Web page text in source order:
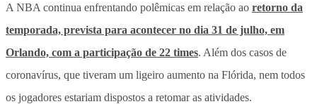
A NBA continua enfrentando polêmicas em relação ao retorno da
temporada, prevista para acontecer no dia 31 de julho, em
Orlando, com a participação de 22 times. Além dos casos de
coronavírus, que tiveram um ligeiro aumento na Flórida, nem todos
os jogadores estariam dispostos a retomar as atividades.